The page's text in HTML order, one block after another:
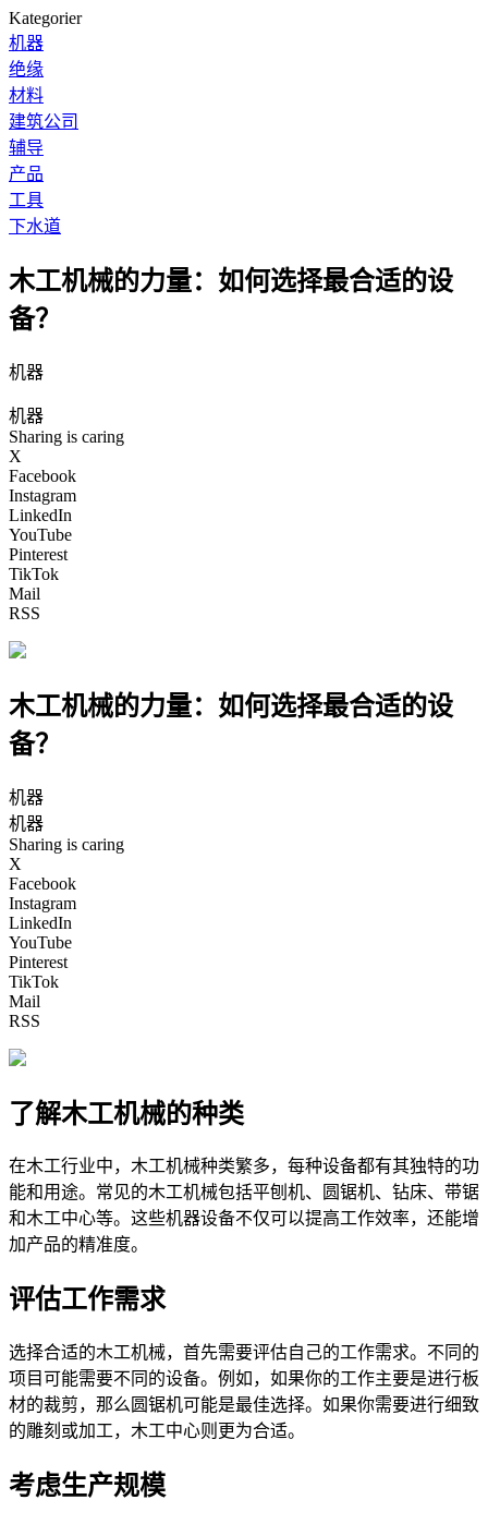
Kategorier
机器
绝缘
材料
建筑公司
辅导
产品
工具
下水道
木工机械的力量：如何选择最合适的设
备？
机器
机器
Sharing is caring
X
Facebook
Instagram
LinkedIn
YouTube
Pinterest
TikTok
Mail
RSS
木工机械的力量：如何选择最合适的设
备？
机器
机器
Sharing is caring
X
Facebook
Instagram
LinkedIn
YouTube
Pinterest
TikTok
Mail
RSS
了解木工机械的种类
在木工行业中，木工机械种类繁多，每种设备都有其独特的功
能和用途。常见的木工机械包括平刨机、圆锯机、钻床、带锯
和木工中心等。这些机器设备不仅可以提高工作效率，还能增
加产品的精准度。
评估工作需求
选择合适的木工机械，首先需要评估自己的工作需求。不同的
项目可能需要不同的设备。例如，如果你的工作主要是进行板
材的裁剪，那么圆锯机可能是最佳选择。如果你需要进行细致
的雕刻或加工，木工中心则更为合适。
考虑生产规模